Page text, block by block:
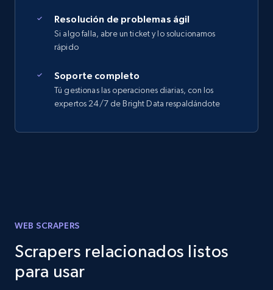
Resolución de problemas ágil
Si algo falla, abre un ticket y lo solucionamos
rápido
Soporte completo
Tú gestionas las operaciones diarias, con los
expertos 24/7 de Bright Data respaldándote
WEB SCRAPERS
Scrapers relacionados listos
para usar